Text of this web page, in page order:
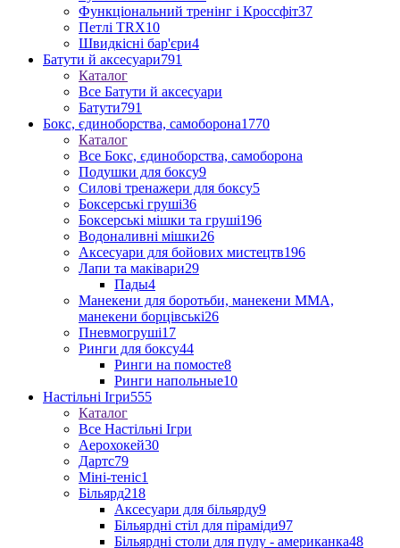
Функціональний тренінг і Кроссфіт37
Петлі TRX10
Швидкісні бар'єри4
Батути й аксесуари791
Каталог
Все Батути й аксесуари
Батути791
Бокс, єдиноборства, самоборона1770
Каталог
Все Бокс, єдиноборства, самоборона
Подушки для боксу9
Силові тренажери для боксу5
Боксерські груші36
Боксерські мішки та груші196
Водоналивні мішки26
Аксесуари для бойових мистецтв196
Лапи та маківари29
Пады4
Манекени для боротьби, манекени ММА,
манекени борцівські26
Пневмогруші17
Ринги для боксу44
Ринги на помосте8
Ринги напольные10
Настільні Ігри555
Каталог
Все Настільні Ігри
Аерохокей30
Дартс79
Міні-теніс1
Більярд218
Аксесуари для більярду9
Більярдні стіл для піраміди97
Більярдні столи для пулу - американка48